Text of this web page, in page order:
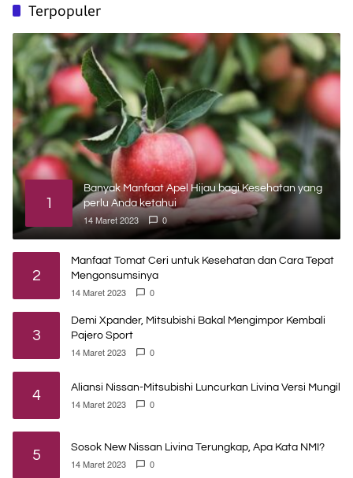
Terpopuler
1
Banyak Manfaat Apel Hijau bagi Kesehatan yang
perlu Anda ketahui
14 Maret 2023 0
2
Manfaat Tomat Ceri untuk Kesehatan dan Cara Tepat
Mengonsumsinya
14 Maret 2023 0
3
Demi Xpander, Mitsubishi Bakal Mengimpor Kembali
Pajero Sport
14 Maret 2023 0
4 Aliansi Nissan-Mitsubishi Luncurkan Livina Versi Mungil
14 Maret 2023 0
5 Sosok New Nissan Livina Terungkap, Apa Kata NMI?
14 Maret 2023 0